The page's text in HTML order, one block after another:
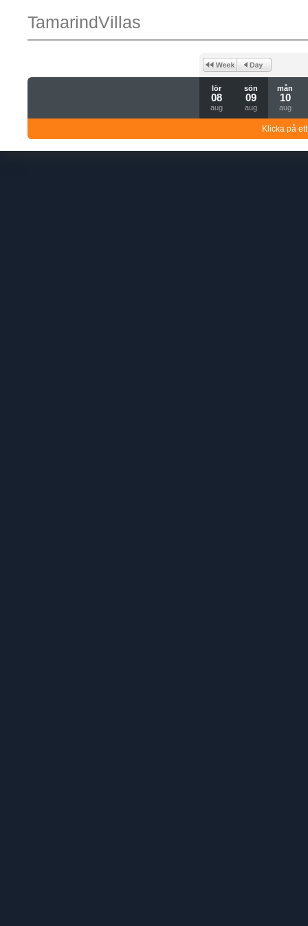
TamarindVillas
lör
08
aug
sön
09
aug
mån
10
aug
Klicka på